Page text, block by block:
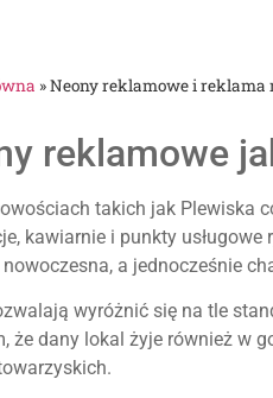
»Neony reklamowe i reklama
reklamowe
takich jak Plewiska
kawiarnie i punkty
nowoczesna, a jednocześnie
wyróżnić się na tle
że dany lokal żyje również w